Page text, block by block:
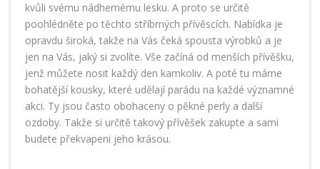
kvůli svému nádhernému lesku. A proto se určitě
poohlédněte po těchto stříbrných přívěscích. Nabídka je
opravdu široká, takže na Vás čeká spousta výrobků a je
jen na Vás, jaký si zvolíte. Vše začíná od menších přívěšku,
jenž můžete nosit každý den kamkoliv. A poté tu máme
bohatější kousky, které udělají parádu na každé významné
akci. Ty jsou často obohaceny o pěkné perly a další
ozdoby. Takže si určitě takový přívěšek zakupte a sami
budete překvapeni jeho krásou.